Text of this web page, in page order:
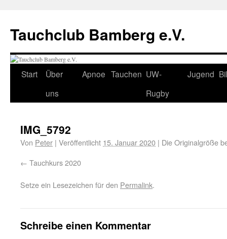
Tauchclub Bamberg e.V.
Start
Über
uns
Apnoe Tauchen UW-
Rugby
Jugend
IMG_5792
Von Peter | Veröffentlicht 15. Januar 2020 | Die Originalgröße
Tauchkurs 2020
Setze ein Lesezeichen für den Permalink.
Schreibe einen Kommentar